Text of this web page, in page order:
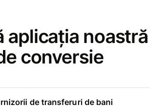
aplicația noastră
conversie
de transferuri de bani